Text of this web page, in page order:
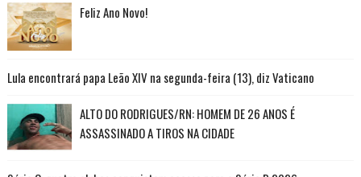
Feliz Ano Novo!
Lula encontrará papa Leão XIV na segunda-feira (13), diz Vaticano
ALTO DO RODRIGUES/RN: HOMEM DE 26 ANOS É
ASSASSINADO A TIROS NA CIDADE